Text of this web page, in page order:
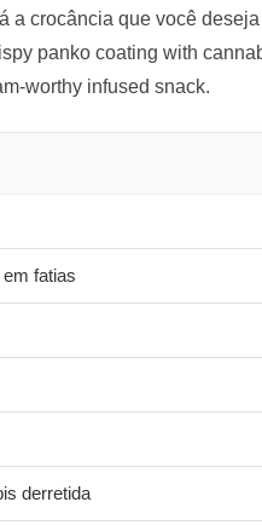
a crocância que você
panko coating with
worthy infused snack.
fatias
derretida